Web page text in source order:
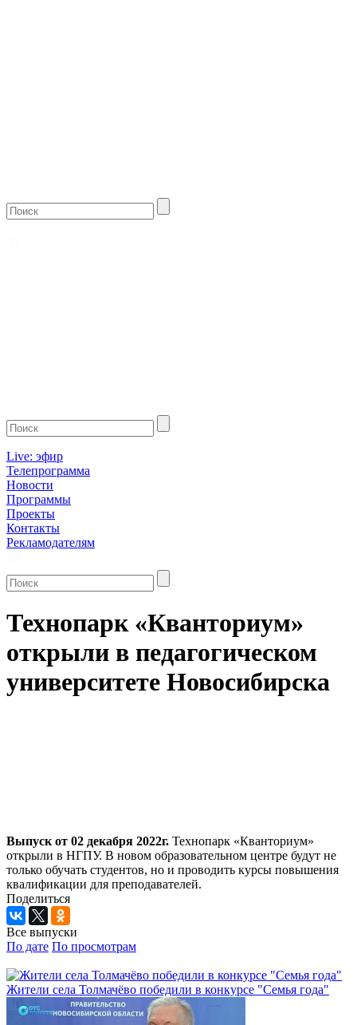
Live: эфир
Телепрограмма
Новости
Программы
Проекты
Контакты
Рекламодателям
Технопарк «Кванториум»
открыли в педагогическом
университете Новосибирска
Выпуск от 02 декабря 2022г. Технопарк «Кванториум»
открыли в НГПУ. В новом образовательном центре будут не
только обучать студентов, но и проводить курсы повышения
квалификации для преподавателей.
Поделиться
Все выпуски
По дате По просмотрам
Жители села Толмачёво победили в конкурсе "Семья года"